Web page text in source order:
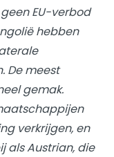
EU-verbod
hebben
De meest
gemak.
verkrijgen, en
als Austrian, die